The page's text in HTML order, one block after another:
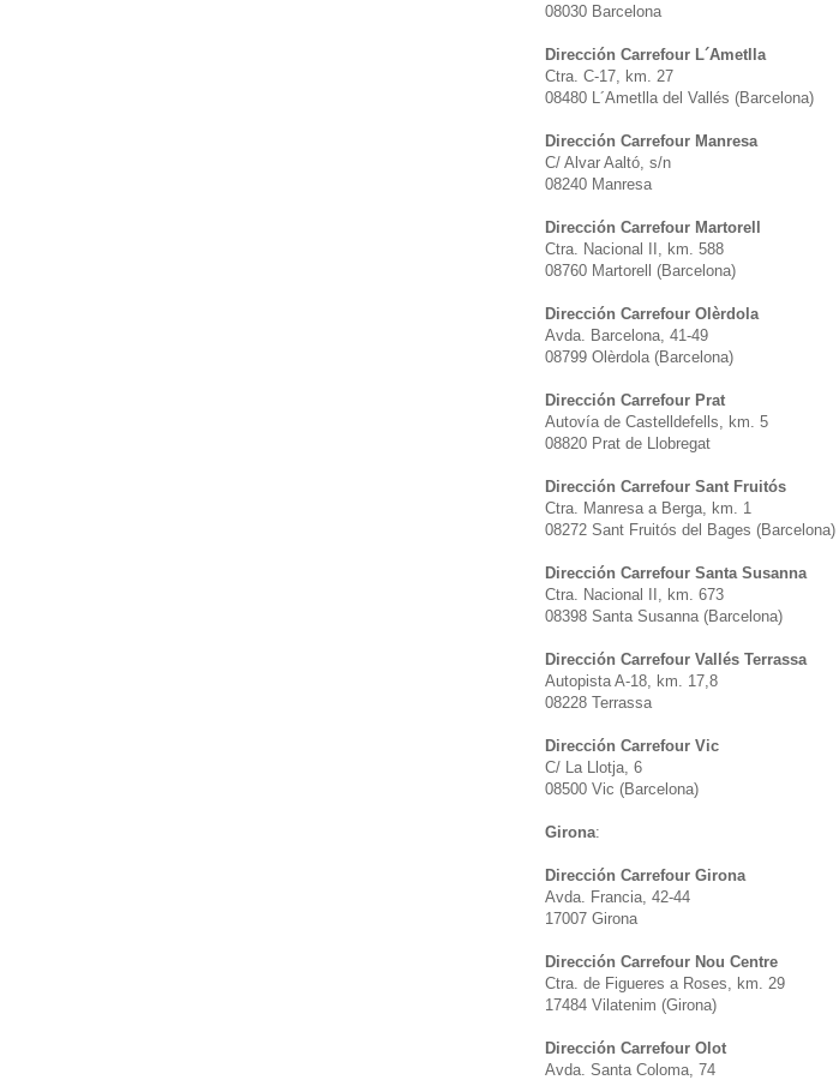
08030 Barcelona
Dirección Carrefour L´Ametlla
Ctra. C-17, km. 27
08480 L´Ametlla del Vallés (Barcelona)
Dirección Carrefour Manresa
C/ Alvar Aaltó, s/n
08240 Manresa
Dirección Carrefour Martorell
Ctra. Nacional II, km. 588
08760 Martorell (Barcelona)
Dirección Carrefour Olèrdola
Avda. Barcelona, 41-49
08799 Olèrdola (Barcelona)
Dirección Carrefour Prat
Autovía de Castelldefells, km. 5
08820 Prat de Llobregat
Dirección Carrefour Sant Fruitós
Ctra. Manresa a Berga, km. 1
08272 Sant Fruitós del Bages (Barcelona)
Dirección Carrefour Santa Susanna
Ctra. Nacional II, km. 673
08398 Santa Susanna (Barcelona)
Dirección Carrefour Vallés Terrassa
Autopista A-18, km. 17,8
08228 Terrassa
Dirección Carrefour Vic
C/ La Llotja, 6
08500 Vic (Barcelona)
Girona:
Dirección Carrefour Girona
Avda. Francia, 42-44
17007 Girona
Dirección Carrefour Nou Centre
Ctra. de Figueres a Roses, km. 29
17484 Vilatenim (Girona)
Dirección Carrefour Olot
Avda. Santa Coloma, 74